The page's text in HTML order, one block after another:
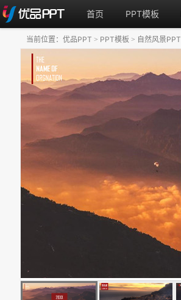
首页 PPT模板
当前位置： 优品PPT > PPT模板 > 自然风景PPT